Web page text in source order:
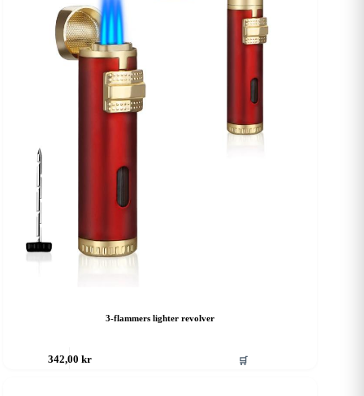
3-flammers lighter revolver
342,00 kr 🛒